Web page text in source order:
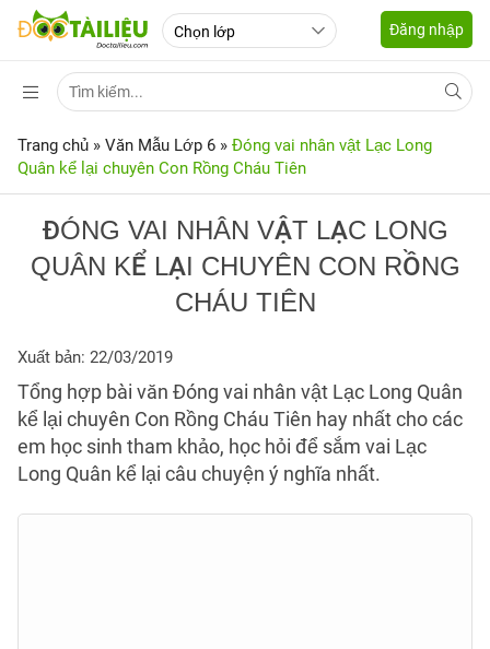
Đăng nhập
Trang chủ » Văn Mẫu Lớp 6 » Đóng vai nhân vật Lạc Long
Quân kể lại chuyên Con Rồng Cháu Tiên
ĐÓNG VAI NHÂN VẬT LẠC LONG
QUÂN KỂ LẠI CHUYÊN CON RỒNG
CHÁU TIÊN
Xuất bản: 22/03/2019
Tổng hợp bài văn Đóng vai nhân vật Lạc Long Quân
kể lại chuyên Con Rồng Cháu Tiên hay nhất cho các
em học sinh tham khảo, học hỏi để sắm vai Lạc
Long Quân kể lại câu chuyện ý nghĩa nhất.